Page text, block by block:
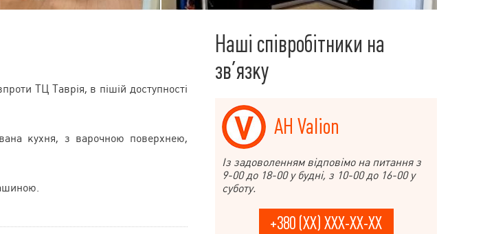
ТЦ Таврія, в пішій доступності
кухня, з варочною поверхнею,
Наші співробітники на
зв’язку
АН Valion
Із задоволенням відповімо на питання з
9-00 до 18-00 у будні, з 10-00 до 16-00 у
суботу.
+380 (XX) XXX-XX-XX